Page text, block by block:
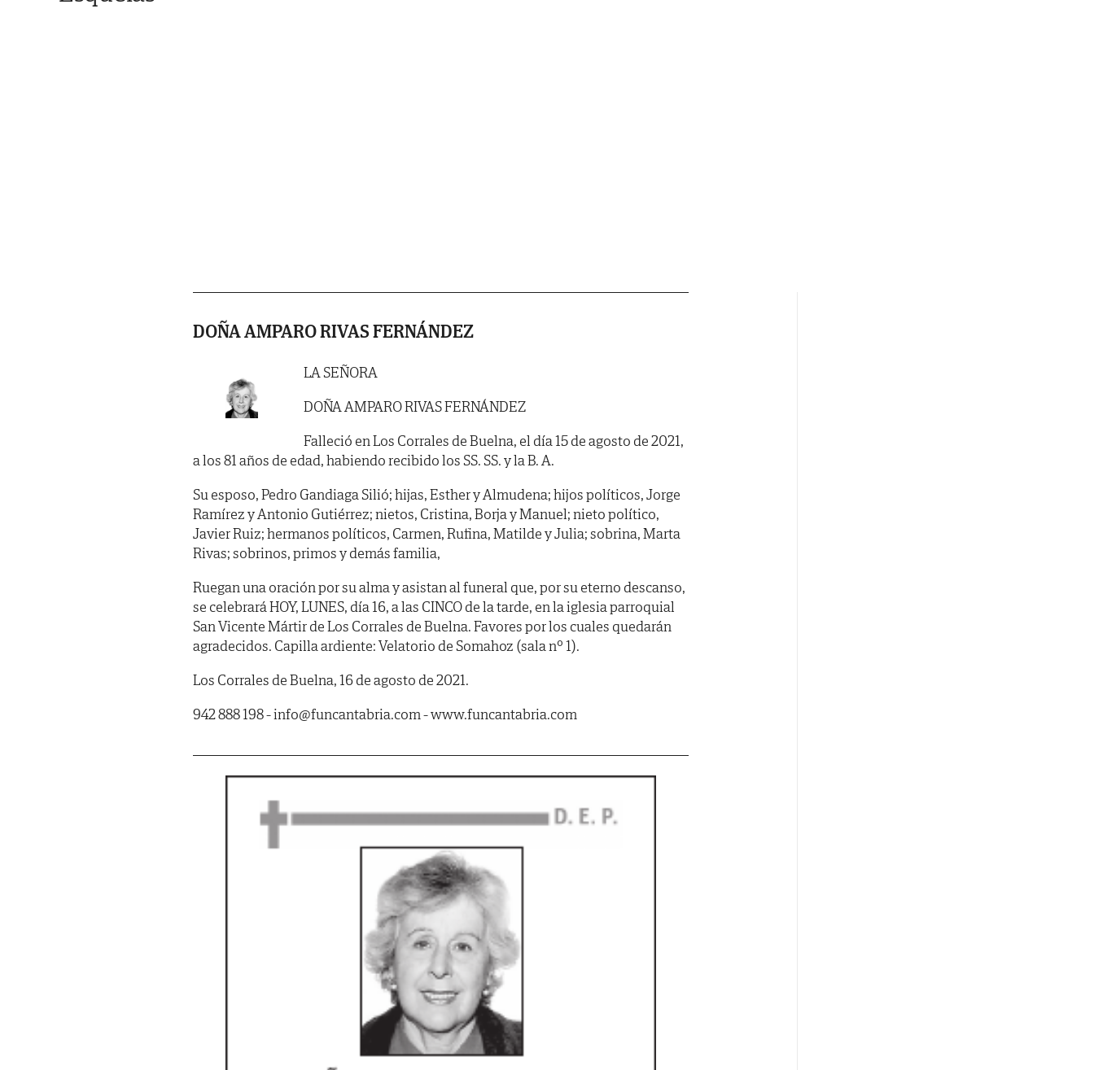
DOÑA AMPARO RIVAS FERNÁNDEZ
LA SEÑORA
DOÑA AMPARO RIVAS FERNÁNDEZ
Falleció en Los Corrales de Buelna, el día 15 de agosto de 2021,
a los 81 años de edad, habiendo recibido los SS. SS. y la B. A.
Su esposo, Pedro Gandiaga Silió; hijas, Esther y Almudena; hijos políticos, Jorge
Ramírez y Antonio Gutiérrez; nietos, Cristina, Borja y Manuel; nieto político,
Javier Ruiz; hermanos políticos, Carmen, Rufina, Matilde y Julia; sobrina, Marta
Rivas; sobrinos, primos y demás familia,
Ruegan una oración por su alma y asistan al funeral que, por su eterno descanso,
se celebrará HOY, LUNES, día 16, a las CINCO de la tarde, en la iglesia parroquial
San Vicente Mártir de Los Corrales de Buelna. Favores por los cuales quedarán
agradecidos. Capilla ardiente: Velatorio de Somahoz (sala nº 1).
Los Corrales de Buelna, 16 de agosto de 2021.
942 888 198 - info@funcantabria.com - www.funcantabria.com